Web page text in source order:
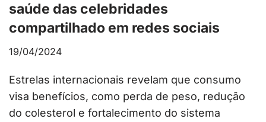
saúde das celebridades
compartilhado em redes sociais
19/04/2024
Estrelas internacionais revelam que consumo
visa benefícios, como perda de peso, redução
do colesterol e fortalecimento do sistema